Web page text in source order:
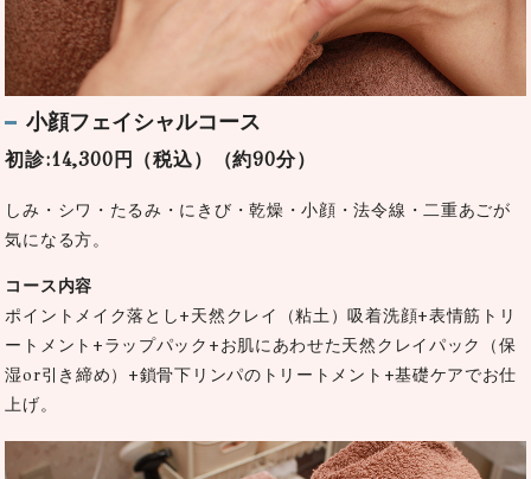
小顔フェイシャルコース
初診:14,300円（税込）（約90分）
しみ・シワ・たるみ・にきび・乾燥・小顔・法令線・二重あごが
気になる方。
コース内容
ポイントメイク落とし+天然クレイ（粘土）吸着洗顔+表情筋トリ
ートメント+ラップパック+お肌にあわせた天然クレイパック（保
湿or引き締め）+鎖骨下リンパのトリートメント+基礎ケアでお仕
上げ。